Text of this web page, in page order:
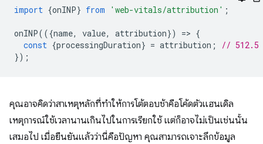
import {onINP} from 'web-vitals/attribution' ;
onINP(({name, value, attribution}) => {
const {processingDuration} = attribution ;
// 512.5
});
คุณอาจคิดว่าสาเหตุหลักที่ทำให้การโต้ตอบช้าคือโค้ดตัวแฮนเดิล
เหตุการณ์ใช้เวลานานเกินไปในการเรียกใช้ แต่ก็อาจไม่เป็นเช่นนั้น
เสมอไป เมื่อยืนยันแล้วว่านี่คือปัญหา คุณสามารถเจาะลึกข้อมูล